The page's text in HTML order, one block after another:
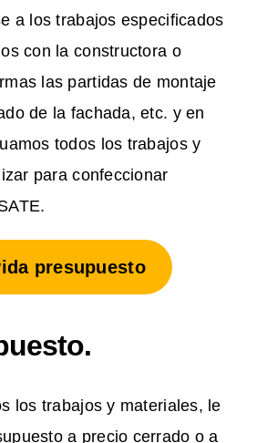
a los trabajos especificados
con la constructora o
las partidas de montaje
de la fachada, etc. y en
todos los trabajos y
para confeccionar
presupuesto
los trabajos y materiales, le
a precio cerrado o a